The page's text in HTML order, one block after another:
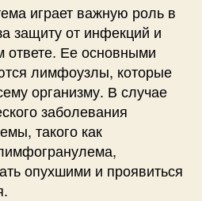
играет важную роль в
защиту от инфекций и
ответе. Ее основными
лимфоузлы, которые
организму. В случае
заболевания
такого как
опухшими и проявиться